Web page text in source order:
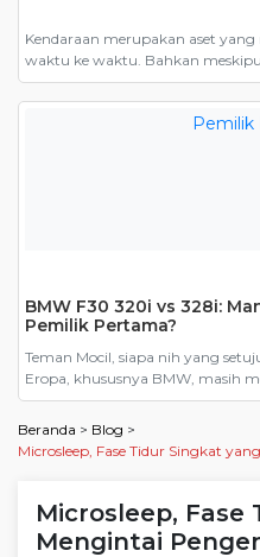
Kendaraan merupakan aset
waktu ke waktu. Bahkan
ketika dijual harganya tetap
Inilah salah satu yang menjadi
mengatakan bahwa membeli
BMW F30 320i vs 328i:
Pemilik Pertama?
Teman Mocil, siapa nih yang
Eropa, khususnya BMW, masih
otomotif. Dari sekian banyak
Seri 3 yang diproduksi antara
paling masuk akal. Terutama
bersahabat di pasar mobil bekas.
Beranda > Blog >
Microsleep, Fase Tidur Singkat
Microsleep,
Mengintai